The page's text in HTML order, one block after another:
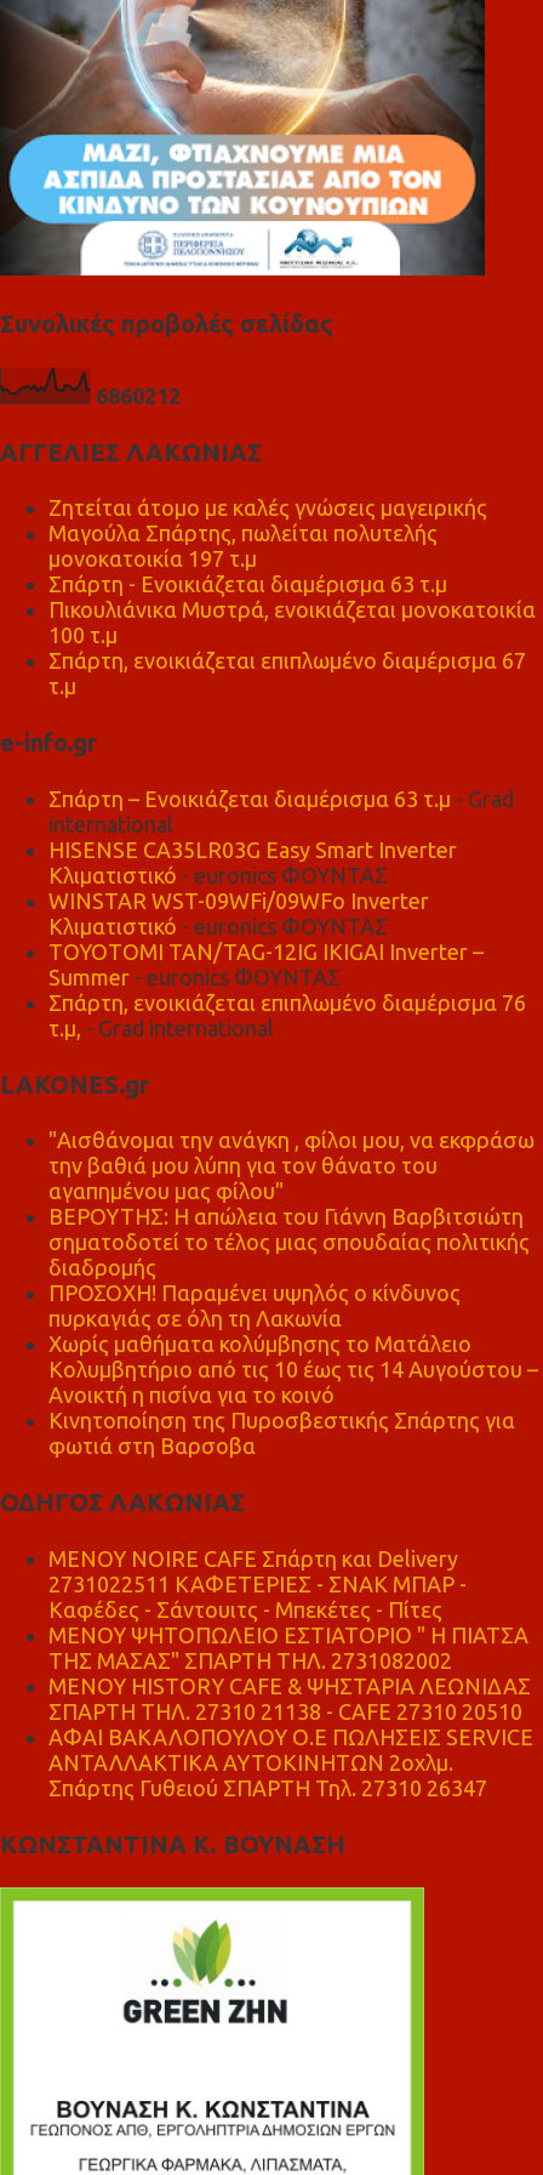
Συνολικές προβολές σελίδας
6860212
ΑΓΓΕΛΙΕΣ ΛΑΚΩΝΙΑΣ
Ζητείται άτομο με καλές γνώσεις μαγειρικής
Μαγούλα Σπάρτης, πωλείται πολυτελής
μονοκατοικία 197 τ.μ
Σπάρτη - Ενοικιάζεται διαμέρισμα 63 τ.μ
Πικουλιάνικα Μυστρά, ενοικιάζεται μονοκατοικία
100 τ.μ
Σπάρτη, ενοικιάζεται επιπλωμένο διαμέρισμα 67
τ.μ
e-info.gr
Σπάρτη – Ενοικιάζεται διαμέρισμα 63 τ.μ - Grad
international
HISENSE CA35LR03G Easy Smart Inverter
Κλιματιστικό - euronics ΦΟΥΝΤΑΣ
WINSTAR WST-09WFi/09WFo Inverter
Κλιματιστικό - euronics ΦΟΥΝΤΑΣ
TOYOTOMI TAN/TAG-12IG IKIGAI Inverter –
Summer - euronics ΦΟΥΝΤΑΣ
Σπάρτη, ενοικιάζεται επιπλωμένο διαμέρισμα 76
τ.μ, - Grad international
LAKONES.gr
"Αισθάνομαι την ανάγκη , φίλοι μου, να εκφράσω
την βαθιά μου λύπη για τον θάνατο του
αγαπημένου μας φίλου"
ΒΕΡΟΥΤΗΣ: Η απώλεια του Γιάννη Βαρβιτσιώτη
σηματοδοτεί το τέλος μιας σπουδαίας πολιτικής
διαδρομής
ΠΡΟΣΟΧΗ! Παραμένει υψηλός ο κίνδυνος
πυρκαγιάς σε όλη τη Λακωνία
Χωρίς μαθήματα κολύμβησης το Ματάλειο
Κολυμβητήριο από τις 10 έως τις 14 Αυγούστου –
Ανοικτή η πισίνα για το κοινό
Κινητοποίηση της Πυροσβεστικής Σπάρτης για
φωτιά στη Βαρσοβα
ΟΔΗΓΟΣ ΛΑΚΩΝΙΑΣ
MENOY NOIRE CAFE Σπάρτη και Delivery
2731022511 ΚΑΦΕΤΕΡΙΕΣ - ΣΝΑΚ ΜΠΑΡ -
Καφέδες - Σάντουιτς - Μπεκέτες - Πίτες
ΜΕΝΟΥ ΨΗΤΟΠΩΛΕΙΟ ΕΣΤΙΑΤΟΡΙΟ " Η ΠΙΑΤΣΑ
ΤΗΣ ΜΑΣΑΣ" ΣΠΑΡΤΗ ΤΗΛ. 2731082002
ΜΕΝΟΥ HISTORY CAFE & ΨΗΣΤΑΡΙΑ ΛΕΩΝΙΔΑΣ
ΣΠΑΡΤΗ ΤΗΛ. 27310 21138 - CAFE 27310 20510
ΑΦΑΙ ΒΑΚΑΛΟΠΟΥΛΟΥ Ο.Ε ΠΩΛΗΣΕΙΣ SERVICE
ΑΝΤΑΛΛΑΚΤΙΚΑ ΑΥΤΟΚΙΝΗΤΩΝ 2οχλμ.
Σπάρτης Γυθειού ΣΠΑΡΤΗ Τηλ. 27310 26347
ΚΩΝΣΤΑΝΤΙΝΑ Κ. ΒΟΥΝΑΣΗ